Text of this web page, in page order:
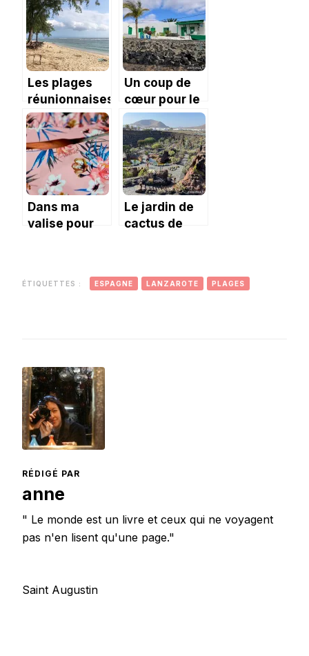
couleur !
Les plages
réunionnaises :
au bord de
l’Océan
Indien
Un coup de
cœur pour le
hameau de
Playa
Quemada
Dans ma
valise pour
Le jardin de
cactus de
ÉTIQUETTES : ESPAGNE LANZAROTE PLAGES
RÉDIGÉ PAR
anne
" Le monde est un livre et ceux qui ne voyagent
pas n'en lisent qu'une page."
Saint Augustin